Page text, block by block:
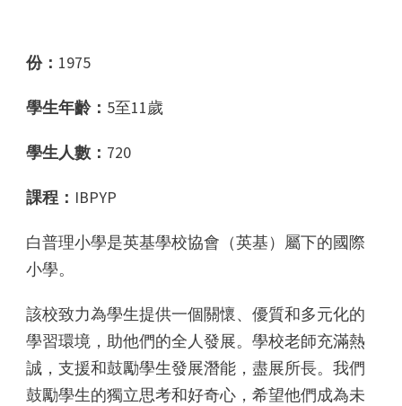
份： 1975
學生年齡： 5至11歲
學生人數： 720
課程： IBPYP
白普理小學是英基學校協會（英基）屬下的國際
小學。
該校致力為學生提供一個關懷、優質和多元化的
學習環境，助他們的全人發展。學校老師充滿熱
誠，支援和鼓勵學生發展潛能，盡展所長。我們
鼓勵學生的獨立思考和好奇心，希望他們成為未